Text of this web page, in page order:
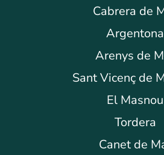
Cabrera de
Argentona
Arenys de
Sant Vicenç de
El Masnou
Tordera
Canet de